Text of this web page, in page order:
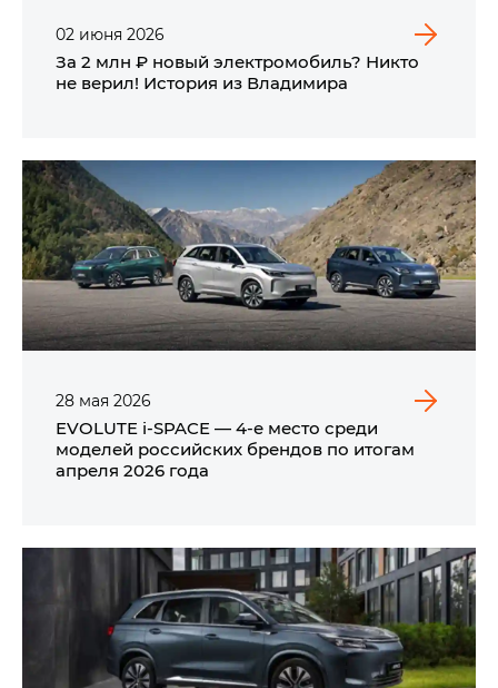
02 июня 2026
За 2 млн ₽ новый электромобиль? Никто
не верил! История из Владимира
28 мая 2026
EVOLUTE i‑SPACE — 4-е место среди
моделей российских брендов по итогам
апреля 2026 года